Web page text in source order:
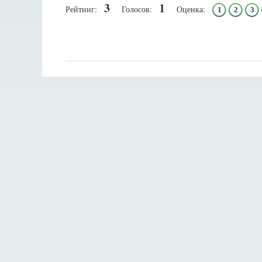
Рейтинг: 3 Голосов: 1 Оценка: 1 2 3